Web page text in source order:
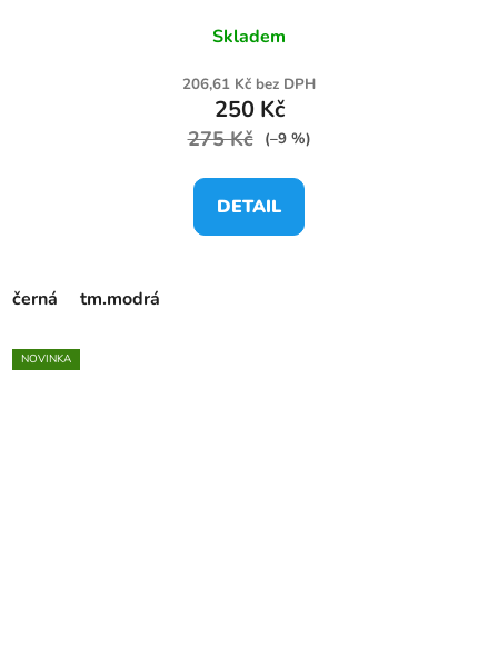
Skladem
206,61 Kč bez DPH
250 Kč
275 Kč (–9 %)
DETAIL
černá tm.modrá
NOVINKA